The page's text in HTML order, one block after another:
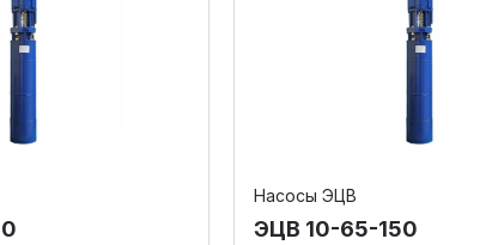
Насосы ЭЦВ
ЭЦВ 10-65-150